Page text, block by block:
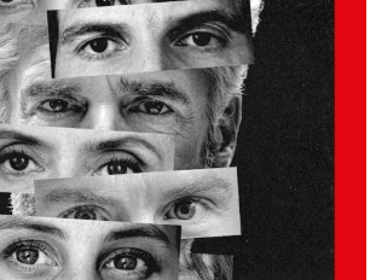
S
L
B
E
R
G
A
L
S
K